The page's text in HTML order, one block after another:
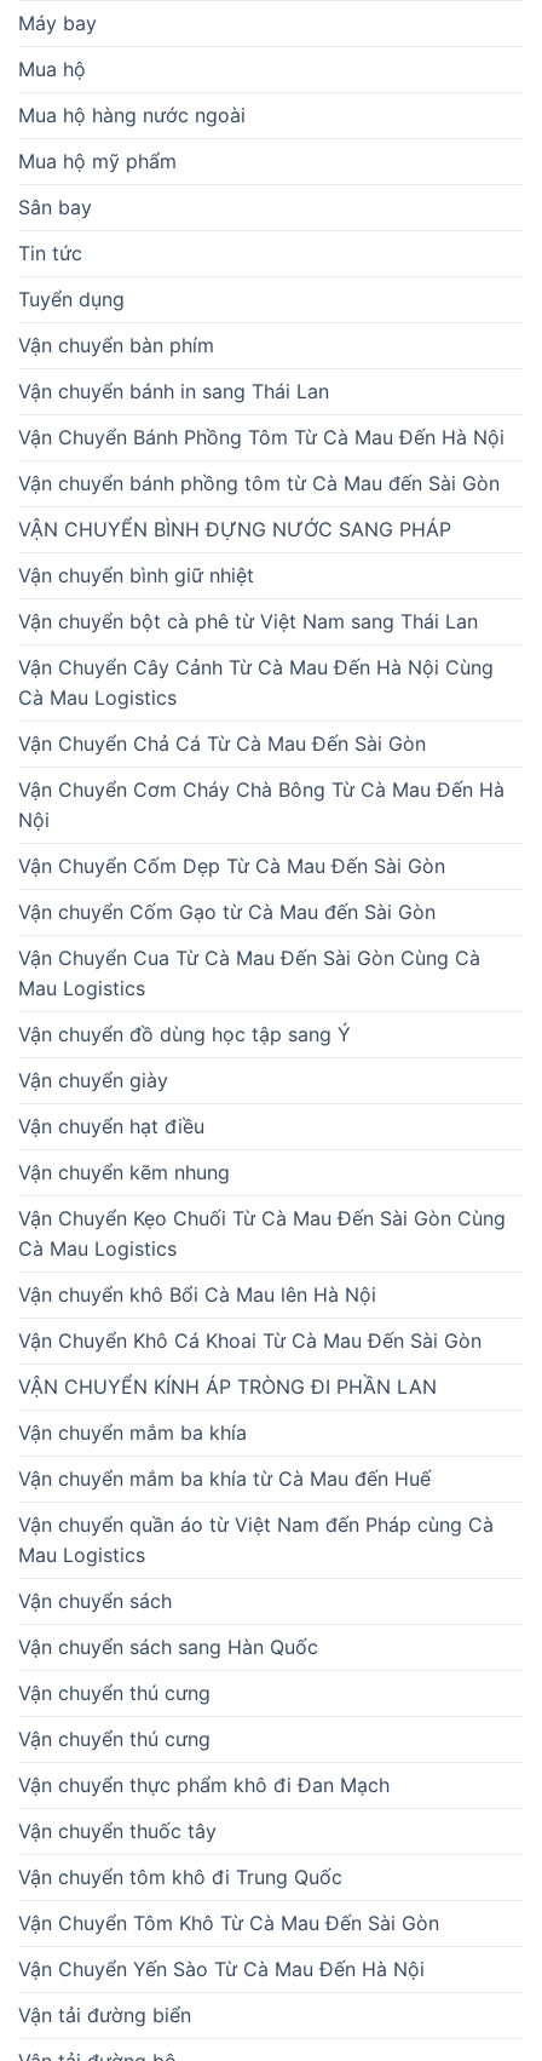
Máy bay
Mua hộ
Mua hộ hàng nước ngoài
Mua hộ mỹ phẩm
Sân bay
Tin tức
Tuyển dụng
Vận chuyển bàn phím
Vận chuyển bánh in sang Thái Lan
Vận Chuyển Bánh Phồng Tôm Từ Cà Mau Đến Hà Nội
Vận chuyển bánh phồng tôm từ Cà Mau đến Sài Gòn
VẬN CHUYỂN BÌNH ĐỰNG NƯỚC SANG PHÁP
Vận chuyển bình giữ nhiệt
Vận chuyển bột cà phê từ Việt Nam sang Thái Lan
Vận Chuyển Cây Cảnh Từ Cà Mau Đến Hà Nội Cùng
Cà Mau Logistics
Vận Chuyển Chả Cá Từ Cà Mau Đến Sài Gòn
Vận Chuyển Cơm Cháy Chà Bông Từ Cà Mau Đến Hà
Nội
Vận Chuyển Cốm Dẹp Từ Cà Mau Đến Sài Gòn
Vận chuyển Cốm Gạo từ Cà Mau đến Sài Gòn
Vận Chuyển Cua Từ Cà Mau Đến Sài Gòn Cùng Cà
Mau Logistics
Vận chuyển đồ dùng học tập sang Ý
Vận chuyển giày
Vận chuyển hạt điều
Vận chuyển kẽm nhung
Vận Chuyển Kẹo Chuối Từ Cà Mau Đến Sài Gòn Cùng
Cà Mau Logistics
Vận chuyển khô Bổi Cà Mau lên Hà Nội
Vận Chuyển Khô Cá Khoai Từ Cà Mau Đến Sài Gòn
VẬN CHUYỂN KÍNH ÁP TRÒNG ĐI PHẦN LAN
Vận chuyển mắm ba khía
Vận chuyển mắm ba khía từ Cà Mau đến Huế
Vận chuyển quần áo từ Việt Nam đến Pháp cùng Cà
Mau Logistics
Vận chuyển sách
Vận chuyển sách sang Hàn Quốc
Vận chuyển thú cưng
Vận chuyển thú cưng
Vận chuyển thực phẩm khô đi Đan Mạch
Vận chuyển thuốc tây
Vận chuyển tôm khô đi Trung Quốc
Vận Chuyển Tôm Khô Từ Cà Mau Đến Sài Gòn
Vận Chuyển Yến Sào Từ Cà Mau Đến Hà Nội
Vận tải đường biển